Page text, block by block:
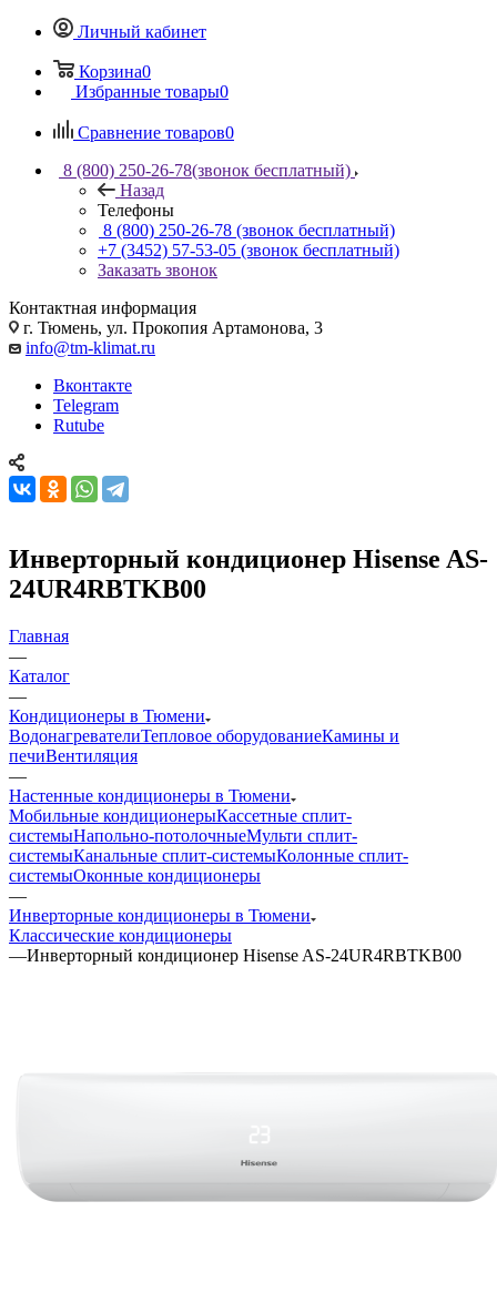
Личный кабинет
Корзина0
Избранные товары0
Сравнение товаров0
8 (800) 250-26-78(звонок бесплатный)
Назад
Телефоны
8 (800) 250-26-78 (звонок бесплатный)
+7 (3452) 57-53-05 (звонок бесплатный)
Заказать звонок
Контактная информация
г. Тюмень, ул. Прокопия Артамонова, 3
info@tm-klimat.ru
Вконтакте
Telegram
Rutube
Инверторный кондиционер Hisense AS-
24UR4RBTKB00
Главная
—
Каталог
—
Кондиционеры в Тюмени
ВодонагревателиТепловое оборудованиеКамины и
печиВентиляция
—
Настенные кондиционеры в Тюмени
Мобильные кондиционерыКассетные сплит-
системыНапольно-потолочныеМульти сплит-
системыКанальные сплит-системыКолонные сплит-
системыОконные кондиционеры
—
Инверторные кондиционеры в Тюмени
Классические кондиционеры
—Инверторный кондиционер Hisense AS-24UR4RBTKB00